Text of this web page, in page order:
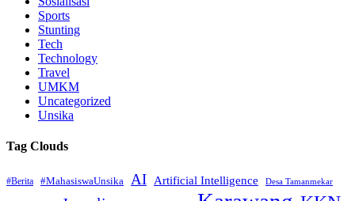
Sports
Stunting
Tech
Technology
Travel
UMKM
Uncategorized
Unsika
Tag Clouds
#Berita #MahasiswaUnsika AI Artificial Intelligence Desa Tamanmekar